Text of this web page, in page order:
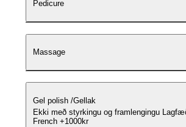
Pedicure
Massage
Gel polish /Gellak
Ekki með styrkingu og framlengingu
French +1000kr